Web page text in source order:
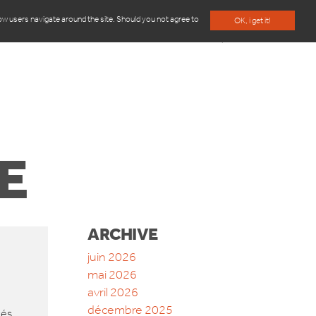
OK, i get it!
users navigate around the site. Should you not agree to
ARCHIVE
juin 2026
mai 2026
avril 2026
décembre 2025